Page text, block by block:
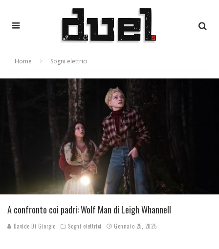
Home Sogni elettrici
A confronto coi padri: Wolf Man di Leigh Whannell
Davide Di Giorgio Sogni elettrici Gennaio 25, 2025